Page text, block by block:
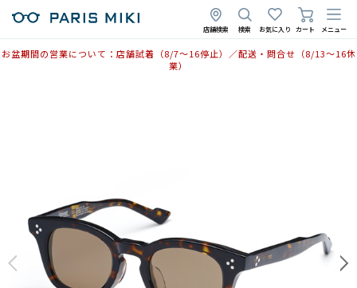
店舗検索 検索 お気に入り カート メニュー
お盆期間の営業について：店舗試着（8/7〜16停止）／配送・問合せ（8/13〜16休
業）